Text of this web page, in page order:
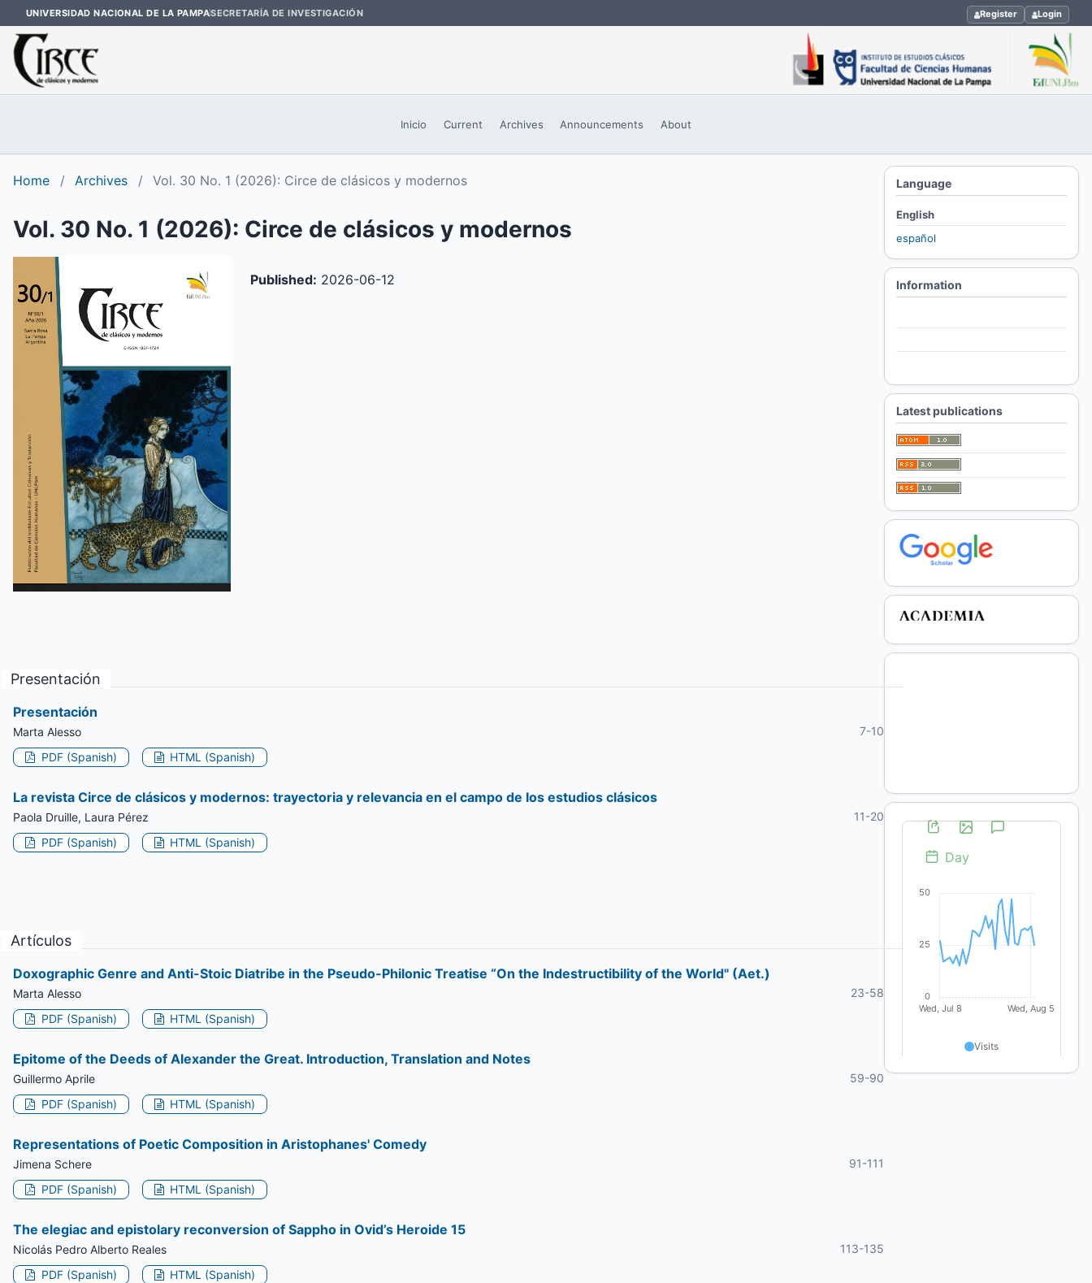
UNIVERSIDAD NACIONAL DE LA PAMPASECRETARÍA DE INVESTIGACIÓN Register Login
Inicio Current Archives Announcements About
Home / Archives / Vol. 30 No. 1 (2026): Circe de clásicos y modernos
Vol. 30 No. 1 (2026): Circe de clásicos y modernos
Published: 2026-06-12
Presentación
Presentación
Marta Alesso
7-10
PDF (Spanish)
HTML (Spanish)
La revista Circe de clásicos y modernos: trayectoria y relevancia en el campo de los estudios clásicos
Paola Druille, Laura Pérez
11-20
PDF (Spanish)
HTML (Spanish)
Artículos
Doxographic Genre and Anti-Stoic Diatribe in the Pseudo-Philonic Treatise “On the Indestructibility of the World" (Aet.)
Marta Alesso
23-58
PDF (Spanish)
HTML (Spanish)
Epitome of the Deeds of Alexander the Great. Introduction, Translation and Notes
Guillermo Aprile
59-90
PDF (Spanish)
HTML (Spanish)
Representations of Poetic Composition in Aristophanes' Comedy
Jimena Schere
91-111
PDF (Spanish)
HTML (Spanish)
The elegiac and epistolary reconversion of Sappho in Ovid’s Heroide 15
Nicolás Pedro Alberto Reales
113-135
PDF (Spanish)
HTML (Spanish)
Language
English
español
Information
Latest publications